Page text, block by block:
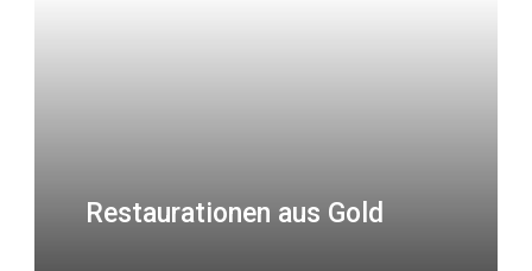
Restaurationen aus Gold